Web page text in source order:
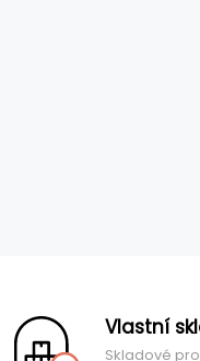
Vlastní
Skladové